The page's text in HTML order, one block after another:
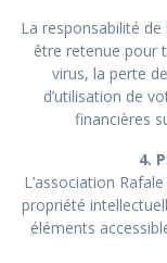
La responsabilité de
être retenue pour
virus, la perte
d’utilisation de
financières
4.
L’association
propriété
éléments